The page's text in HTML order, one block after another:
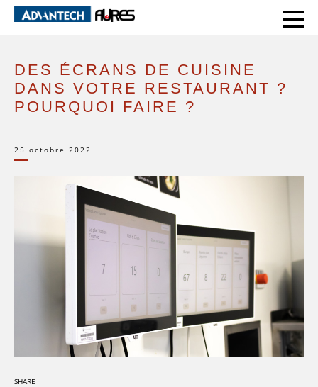
HOME
DES ÉCRANS DE CUISINE DANS VOTRE RESTAURANT ? POURQUOI FAIRE ?
DES ÉCRANS DE CUISINE
DANS VOTRE RESTAURANT ?
POURQUOI FAIRE ?
25 octobre 2022
SHARE